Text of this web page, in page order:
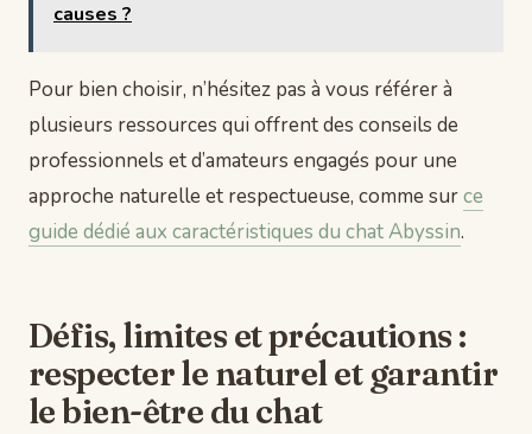
causes ?
Pour bien choisir, n’hésitez pas à vous référer à
plusieurs ressources qui offrent des conseils de
professionnels et d’amateurs engagés pour une
approche naturelle et respectueuse, comme surce
guide dédié aux caractéristiques du chat Abyssin.
Défis, limites et précautions :
respecter le naturel et garantir
le bien-être du chat